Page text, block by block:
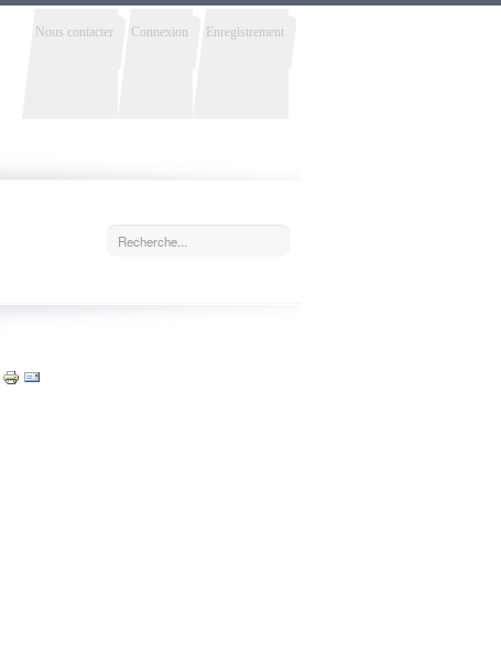
Nous contacter Connexion Enregistrement